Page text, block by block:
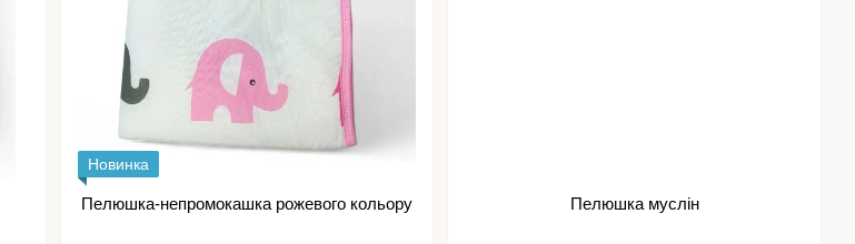
Новинка
Пелюшка-непромокашка рожевого кольору Пелюшка муслін